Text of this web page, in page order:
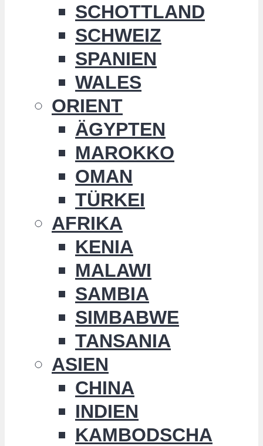
SCHOTTLAND
SCHWEIZ
SPANIEN
WALES
ORIENT
ÄGYPTEN
MAROKKO
OMAN
TÜRKEI
AFRIKA
KENIA
MALAWI
SAMBIA
SIMBABWE
TANSANIA
ASIEN
CHINA
INDIEN
KAMBODSCHA